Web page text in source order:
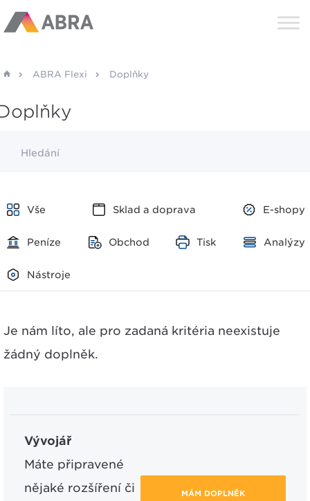
ABRA Flexi Doplňky
Hledání
Vše Sklad a doprava E-shopy
Peníze Obchod Tisk Analýzy
Nástroje
Je nám líto, ale pro zadaná kritéria neexistuje
žádný doplněk.
Vývojář
Máte připravené
nějaké rozšíření či
MÁM DOPLNĚK